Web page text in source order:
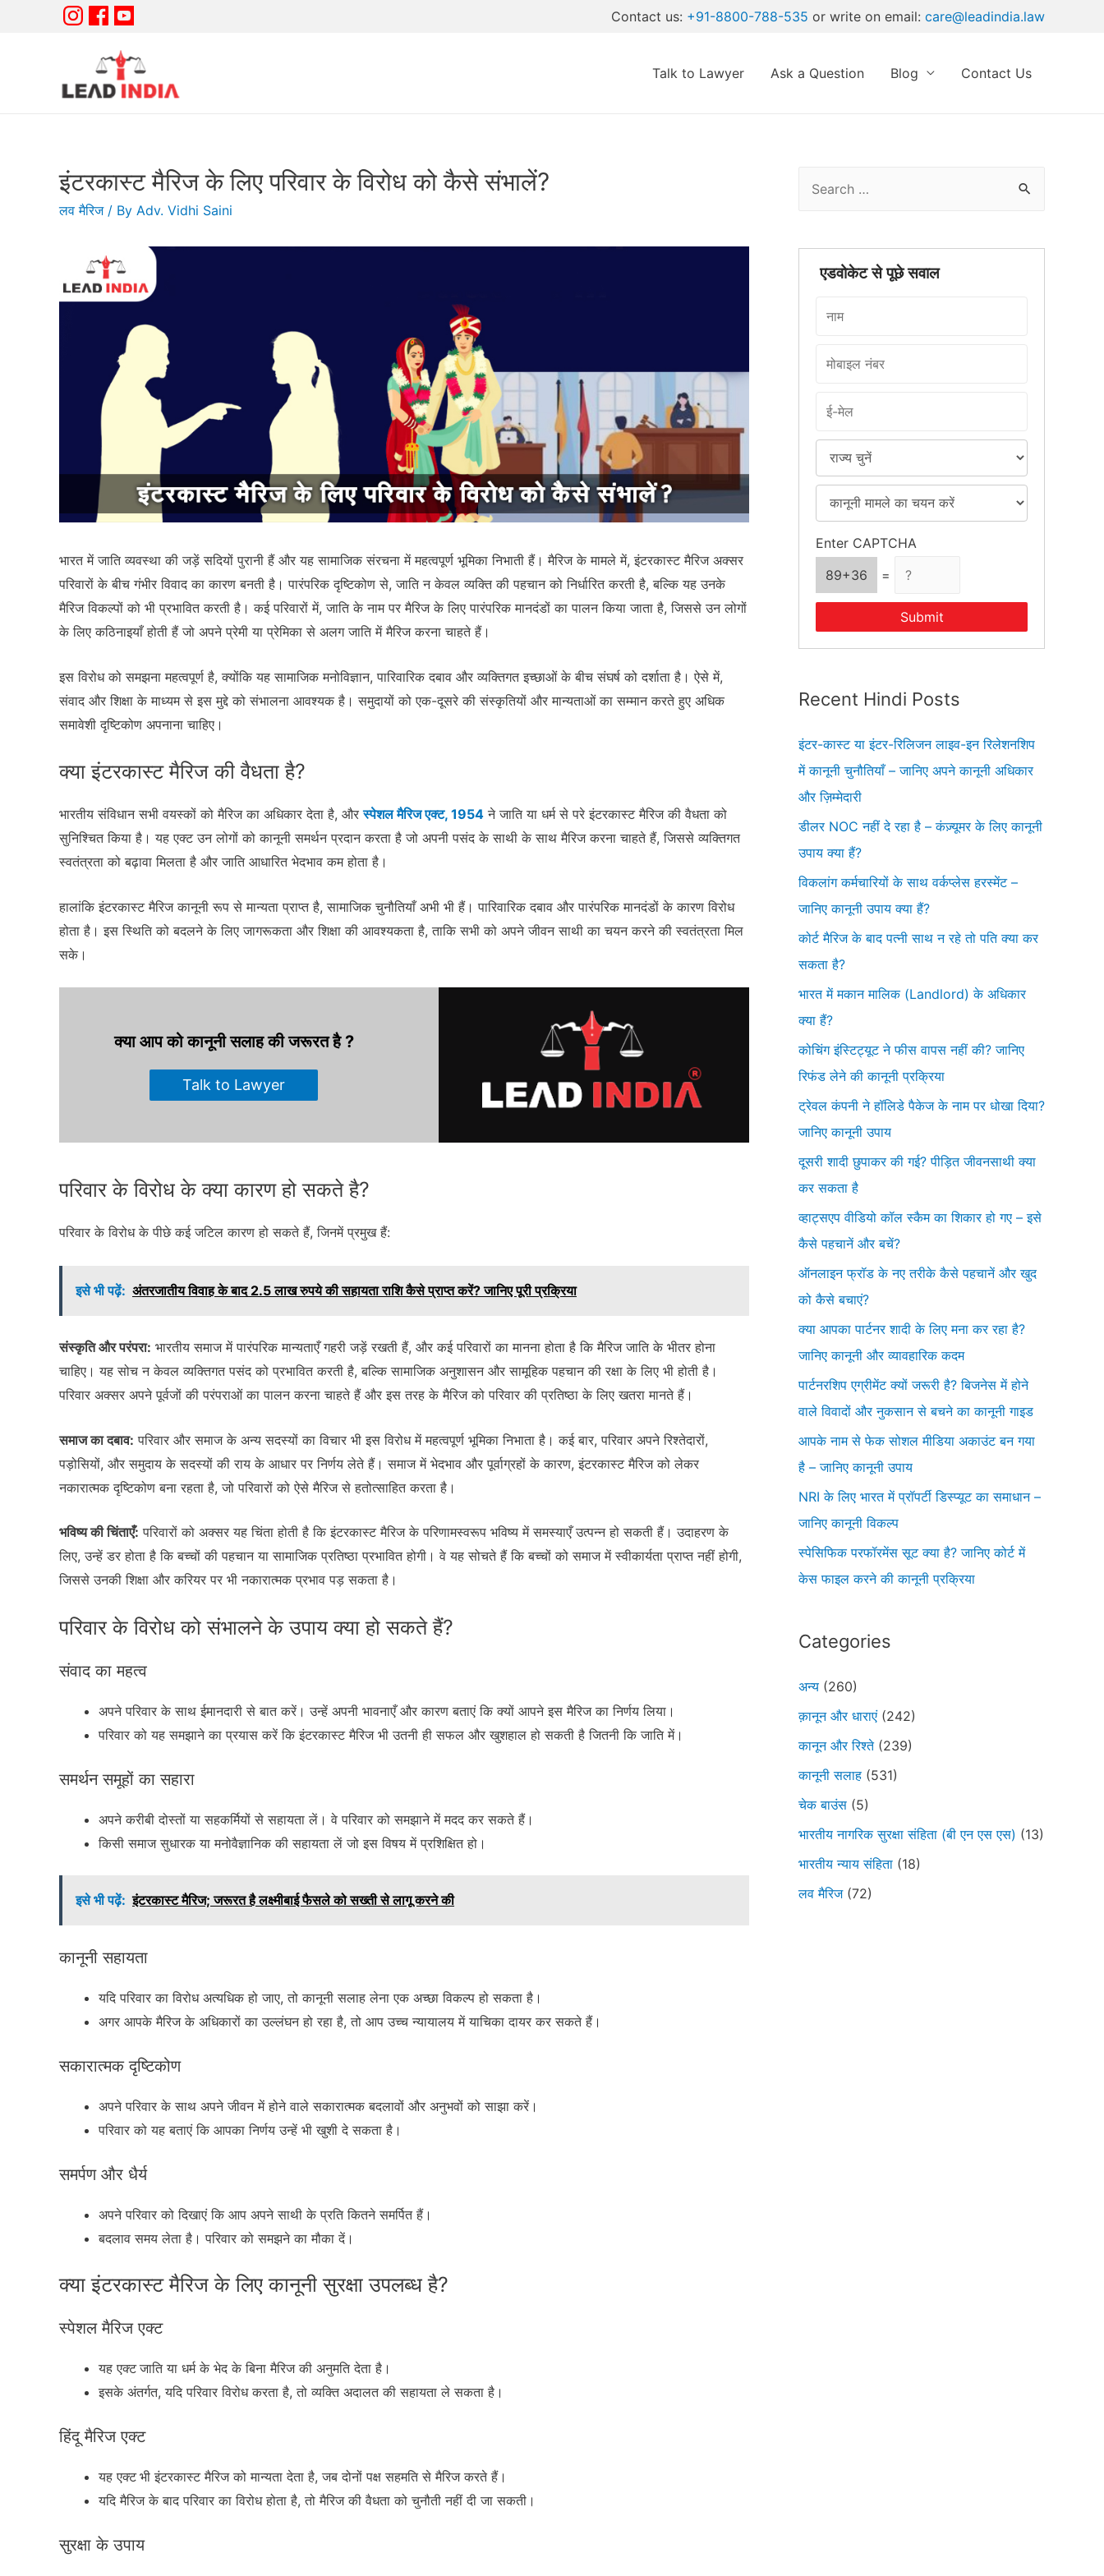
Contact us: +91-8800-788-535 or write on email: care@leadindia.law
Talk to Lawyer Ask a Question Blog Contact Us
इंटरकास्ट मैरिज के लिए परिवार के विरोध को कैसे संभालें?
लव मैरिज/ By Adv. Vidhi Saini
भारत में जाति व्यवस्था की जड़ें सदियों पुरानी हैं और यह सामाजिक संरचना में महत्वपूर्ण भूमिका निभाती हैं। मैरिज के मामले में, इंटरकास्ट मैरिज अक्सर
परिवारों के बीच गंभीर विवाद का कारण बनती है। पारंपरिक दृष्टिकोण से, जाति न केवल व्यक्ति की पहचान को निर्धारित करती है, बल्कि यह उनके
मैरिज विकल्पों को भी प्रभावित करती है। कई परिवारों में, जाति के नाम पर मैरिज के लिए पारंपरिक मानदंडों का पालन किया जाता है, जिससे उन लोगों
के लिए कठिनाइयाँ होती हैं जो अपने प्रेमी या प्रेमिका से अलग जाति में मैरिज करना चाहते हैं।
इस विरोध को समझना महत्वपूर्ण है, क्योंकि यह सामाजिक मनोविज्ञान, पारिवारिक दबाव और व्यक्तिगत इच्छाओं के बीच संघर्ष को दर्शाता है। ऐसे में,
संवाद और शिक्षा के माध्यम से इस मुद्दे को संभालना आवश्यक है। समुदायों को एक-दूसरे की संस्कृतियों और मान्यताओं का सम्मान करते हुए अधिक
समावेशी दृष्टिकोण अपनाना चाहिए।
क्या इंटरकास्ट मैरिज की वैधता है?
भारतीय संविधान सभी वयस्कों को मैरिज का अधिकार देता है, औरस्पेशल मैरिज एक्ट, 1954 ने जाति या धर्म से परे इंटरकास्ट मैरिज की वैधता को
सुनिश्चित किया है। यह एक्ट उन लोगों को कानूनी समर्थन प्रदान करता है जो अपनी पसंद के साथी के साथ मैरिज करना चाहते हैं, जिससे व्यक्तिगत
स्वतंत्रता को बढ़ावा मिलता है और जाति आधारित भेदभाव कम होता है।
हालांकि इंटरकास्ट मैरिज कानूनी रूप से मान्यता प्राप्त है, सामाजिक चुनौतियाँ अभी भी हैं। पारिवारिक दबाव और पारंपरिक मानदंडों के कारण विरोध
होता है। इस स्थिति को बदलने के लिए जागरूकता और शिक्षा की आवश्यकता है, ताकि सभी को अपने जीवन साथी का चयन करने की स्वतंत्रता मिल
सके।
क्या आप को कानूनी सलाह की जरूरत है ?
Talk to Lawyer
परिवार के विरोध के क्या कारण हो सकते है?
परिवार के विरोध के पीछे कई जटिल कारण हो सकते हैं, जिनमें प्रमुख हैं:
इसे भी पढ़ें: अंतरजातीय विवाह के बाद 2.5 लाख रुपये की सहायता राशि कैसे प्राप्त करें? जानिए पूरी प्रक्रिया
संस्कृति और परंपरा: भारतीय समाज में पारंपरिक मान्यताएँ गहरी जड़ें रखती हैं, और कई परिवारों का मानना होता है कि मैरिज जाति के भीतर होना
चाहिए। यह सोच न केवल व्यक्तिगत पसंद को प्रभावित करती है, बल्कि सामाजिक अनुशासन और सामूहिक पहचान की रक्षा के लिए भी होती है।
परिवार अक्सर अपने पूर्वजों की परंपराओं का पालन करना चाहते हैं और इस तरह के मैरिज को परिवार की प्रतिष्ठा के लिए खतरा मानते हैं।
समाज का दबाव: परिवार और समाज के अन्य सदस्यों का विचार भी इस विरोध में महत्वपूर्ण भूमिका निभाता है। कई बार, परिवार अपने रिश्तेदारों,
पड़ोसियों, और समुदाय के सदस्यों की राय के आधार पर निर्णय लेते हैं। समाज में भेदभाव और पूर्वाग्रहों के कारण, इंटरकास्ट मैरिज को लेकर
नकारात्मक दृष्टिकोण बना रहता है, जो परिवारों को ऐसे मैरिज से हतोत्साहित करता है।
भविष्य की चिंताएँ: परिवारों को अक्सर यह चिंता होती है कि इंटरकास्ट मैरिज के परिणामस्वरूप भविष्य में समस्याएँ उत्पन्न हो सकती हैं। उदाहरण के
लिए, उन्हें डर होता है कि बच्चों की पहचान या सामाजिक प्रतिष्ठा प्रभावित होगी। वे यह सोचते हैं कि बच्चों को समाज में स्वीकार्यता प्राप्त नहीं होगी,
जिससे उनकी शिक्षा और करियर पर भी नकारात्मक प्रभाव पड़ सकता है।
परिवार के विरोध को संभालने के उपाय क्या हो सकते हैं?
संवाद का महत्व
अपने परिवार के साथ ईमानदारी से बात करें। उन्हें अपनी भावनाएँ और कारण बताएं कि क्यों आपने इस मैरिज का निर्णय लिया।
परिवार को यह समझाने का प्रयास करें कि इंटरकास्ट मैरिज भी उतनी ही सफल और खुशहाल हो सकती है जितनी कि जाति में।
समर्थन समूहों का सहारा
अपने करीबी दोस्तों या सहकर्मियों से सहायता लें। वे परिवार को समझाने में मदद कर सकते हैं।
किसी समाज सुधारक या मनोवैज्ञानिक की सहायता लें जो इस विषय में प्रशिक्षित हो।
इसे भी पढ़ें: इंटरकास्ट मैरिज; जरूरत है लक्ष्मीबाई फैसले को सख्ती से लागू करने की
कानूनी सहायता
यदि परिवार का विरोध अत्यधिक हो जाए, तो कानूनी सलाह लेना एक अच्छा विकल्प हो सकता है।
अगर आपके मैरिज के अधिकारों का उल्लंघन हो रहा है, तो आप उच्च न्यायालय में याचिका दायर कर सकते हैं।
सकारात्मक दृष्टिकोण
अपने परिवार के साथ अपने जीवन में होने वाले सकारात्मक बदलावों और अनुभवों को साझा करें।
परिवार को यह बताएं कि आपका निर्णय उन्हें भी खुशी दे सकता है।
समर्पण और धैर्य
अपने परिवार को दिखाएं कि आप अपने साथी के प्रति कितने समर्पित हैं।
बदलाव समय लेता है। परिवार को समझने का मौका दें।
क्या इंटरकास्ट मैरिज के लिए कानूनी सुरक्षा उपलब्ध है?
स्पेशल मैरिज एक्ट
यह एक्ट जाति या धर्म के भेद के बिना मैरिज की अनुमति देता है।
इसके अंतर्गत, यदि परिवार विरोध करता है, तो व्यक्ति अदालत की सहायता ले सकता है।
हिंदू मैरिज एक्ट
यह एक्ट भी इंटरकास्ट मैरिज को मान्यता देता है, जब दोनों पक्ष सहमति से मैरिज करते हैं।
यदि मैरिज के बाद परिवार का विरोध होता है, तो मैरिज की वैधता को चुनौती नहीं दी जा सकती।
सुरक्षा के उपाय
एडवोकेट से पूछे सवाल
Enter CAPTCHA
89+36
=
Submit
Recent Hindi Posts
इंटर-कास्ट या इंटर-रिलिजन लाइव-इन रिलेशनशिप
में कानूनी चुनौतियाँ – जानिए अपने कानूनी अधिकार
और ज़िम्मेदारी
डीलर NOC नहीं दे रहा है – कंज़्यूमर के लिए कानूनी
उपाय क्या हैं?
विकलांग कर्मचारियों के साथ वर्कप्लेस हरस्मेंट –
जानिए कानूनी उपाय क्या हैं?
कोर्ट मैरिज के बाद पत्नी साथ न रहे तो पति क्या कर
सकता है?
भारत में मकान मालिक (Landlord) के अधिकार
क्या हैं?
कोचिंग इंस्टिट्यूट ने फीस वापस नहीं की? जानिए
रिफंड लेने की कानूनी प्रक्रिया
ट्रेवल कंपनी ने हॉलिडे पैकेज के नाम पर धोखा दिया?
जानिए कानूनी उपाय
दूसरी शादी छुपाकर की गई? पीड़ित जीवनसाथी क्या
कर सकता है
व्हाट्सएप वीडियो कॉल स्कैम का शिकार हो गए – इसे
कैसे पहचानें और बचें?
ऑनलाइन फ्रॉड के नए तरीके कैसे पहचानें और खुद
को कैसे बचाएं?
क्या आपका पार्टनर शादी के लिए मना कर रहा है?
जानिए कानूनी और व्यावहारिक कदम
पार्टनरशिप एग्रीमेंट क्यों जरूरी है? बिजनेस में होने
वाले विवादों और नुकसान से बचने का कानूनी गाइड
आपके नाम से फेक सोशल मीडिया अकाउंट बन गया
है – जानिए कानूनी उपाय
NRI के लिए भारत में प्रॉपर्टी डिस्प्यूट का समाधान –
जानिए कानूनी विकल्प
स्पेसिफिक परफॉरमेंस सूट क्या है? जानिए कोर्ट में
केस फाइल करने की कानूनी प्रक्रिया
Categories
अन्य (260)
क़ानून और धाराएं(242)
कानून और रिश्ते(239)
कानूनी सलाह (531)
चेक बाउंस (5)
भारतीय नागरिक सुरक्षा संहिता (बी एन एस एस) (13)
भारतीय न्याय संहिता (18)
लव मैरिज(72)
✓ हम आपकी व्यक्तिगत डिटेल्स की पूरी विश्वनीयता और सुरक्षा रखते हैं।